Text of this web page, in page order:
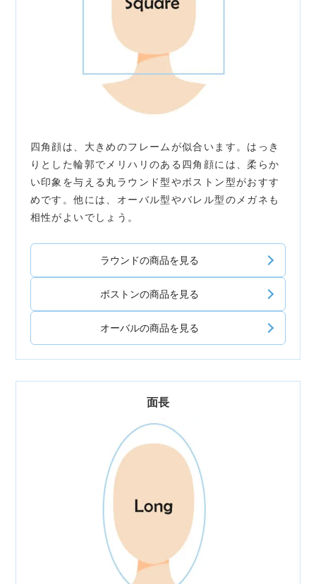
四角顔は、大きめのフレームが似合います。はっき
りとした輪郭でメリハリのある四角顔には、柔らか
い印象を与える丸ラウンド型やボストン型がおすす
めです。他には、オーバル型やバレル型のメガネも
相性がよいでしょう。
ラウンドの商品を見る
ボストンの商品を見る
オーバルの商品を見る
面長